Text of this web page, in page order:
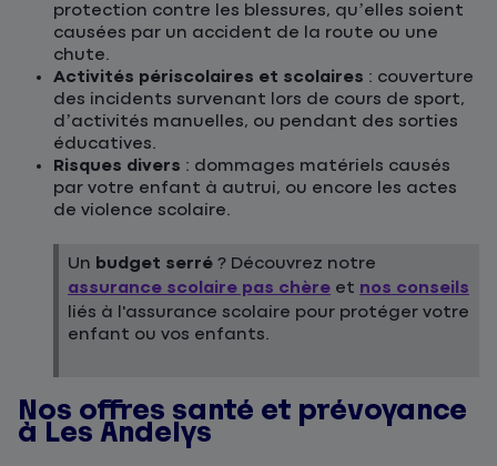
protection contre les blessures, qu’elles soient
causées par un accident de la route ou une
chute.
Activités périscolaires et scolaires : couverture
des incidents survenant lors de cours de sport,
d’activités manuelles, ou pendant des sorties
éducatives.
Risques divers : dommages matériels causés
par votre enfant à autrui, ou encore les actes
de violence scolaire.
Un budget serré ? Découvrez notre
assurance scolaire pas chère et nos conseils
liés à l'assurance scolaire pour protéger votre
enfant ou vos enfants.
Nos offres santé et prévoyance
à Les Andelys